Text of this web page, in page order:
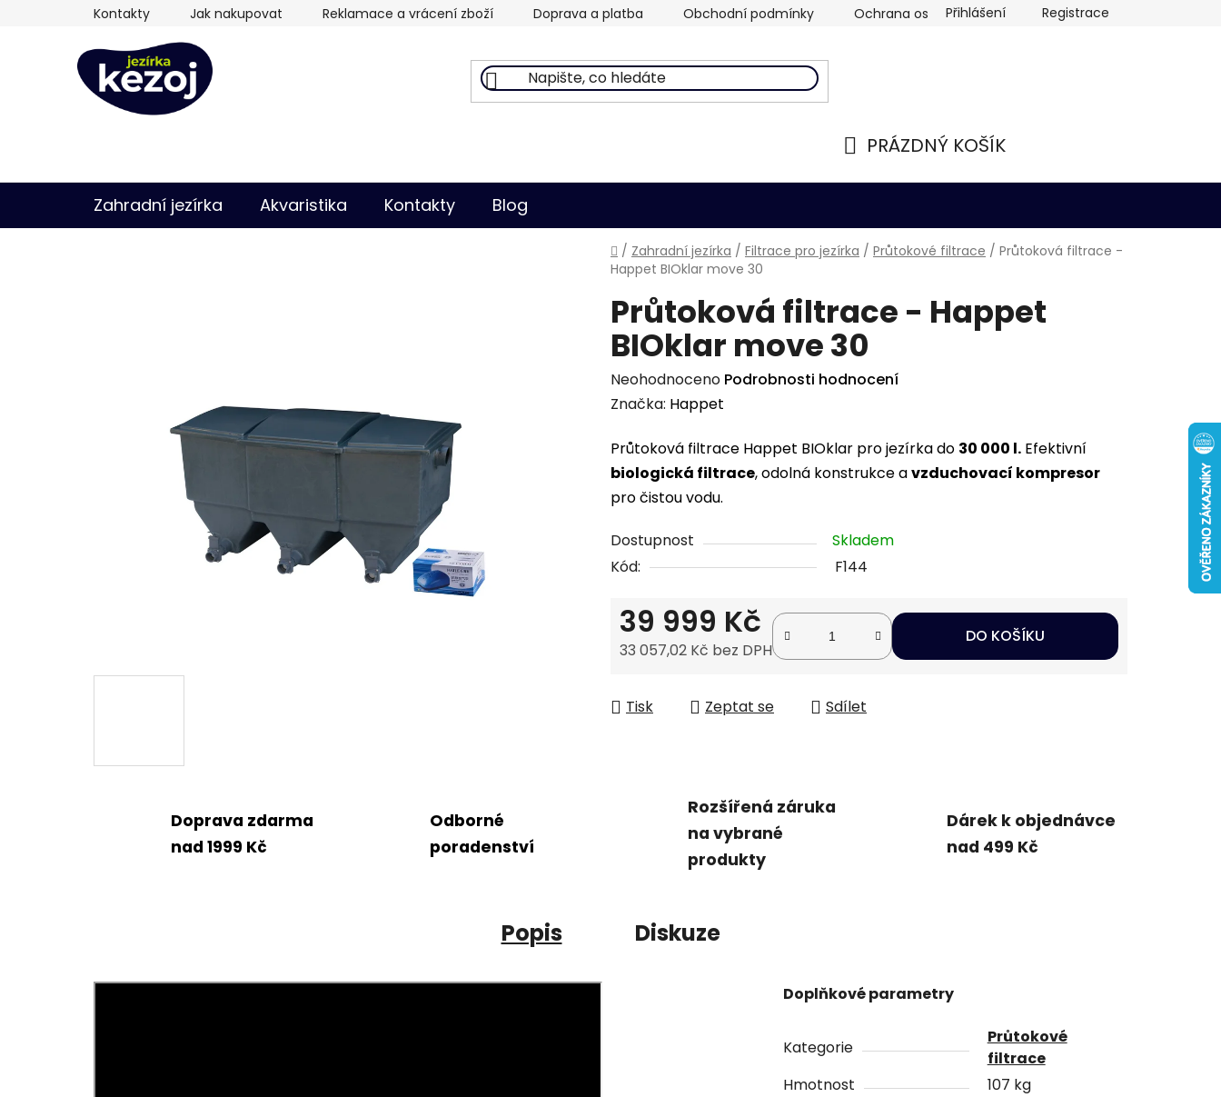
Kontakty Jak nakupovat Reklamace a vrácení zboží Doprava a platba Obchodní podmínky Ochrana osobních údajů
Přihlášení Registrace
PRÁZDNÝ KOŠÍK
Zahradní jezírka Akvaristika Kontakty Blog
Domů
/ Zahradní jezírka / Filtrace pro jezírka / Průtokové filtrace / Průtoková filtrace -
Happet BIOklar move 30
Průtoková filtrace - Happet
BIOklar move 30
Průměrné
hodnocení
je
0,0
z
hvězdiček.
Neohodnoceno Podrobnosti hodnocení
Značka: Happet
Průtoková filtrace Happet BIOklar pro jezírka do 30 000 l. Efektivní
biologická filtrace, odolná konstrukce avzduchovací kompresor
pro čistou vodu.
Dostupnost
Skladem
Kód:
F144
39 999 Kč
33 057,02 Kč bez DPH
DO KOŠÍKU
Tisk Zeptat se Sdílet
Doprava zdarma
nad 1999 Kč
Odborné
poradenství
Rozšířená záruka
na vybrané
produkty
Dárek k objednávce
nad 499 Kč
Popis Diskuze
Doplňkové parametry
Kategorie
Průtokové
filtrace
Hmotnost
107 kg